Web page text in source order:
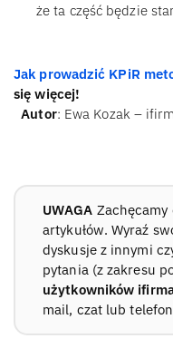
że ta część będzie
Jak prowadzić KPiR
się więcej!
Autor: Ewa Kozak –
UWAGA Zachęcamy
artykułów. Wyraź
dyskusje z innymi
pytania (z zakresu
użytkowników
mail, czat lub